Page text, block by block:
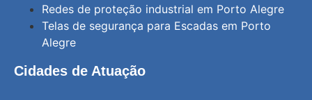
Redes de proteção industrial em Porto Alegre
Telas de segurança para Escadas em Porto
Alegre
Cidades de Atuação